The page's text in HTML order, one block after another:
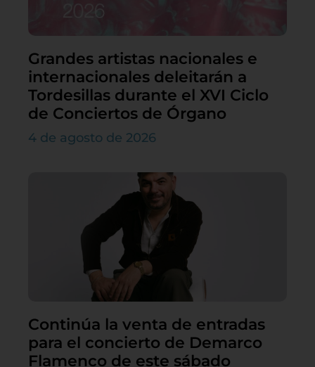
Grandes artistas nacionales e
internacionales deleitarán a
Tordesillas durante el XVI Ciclo
de Conciertos de Órgano
4 de agosto de 2026
Continúa la venta de entradas
para el concierto de Demarco
Flamenco de este sábado